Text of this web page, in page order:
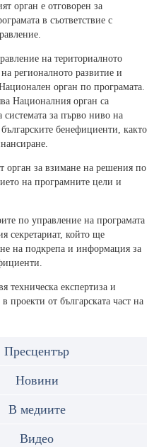
орган е отговорен за
в съответствие с
на териториалното
регионалното развитие и
орган по програмата.
Националния орган са
системата за първо ниво на
бенефициенти, както
орган за взимане на решения по
на програмните цели и
по управление на програмата
секретариат, който ще
на подкрепа и информация за
техническа експертиза и
проекти от българската част на
Пресцентър
Новини
В медиите
Видео